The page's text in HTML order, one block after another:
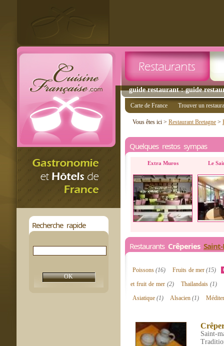
guide restaurant : guide
Recherche rapide
Carte de France Trouver un
Vous êtes ici > Restaurant Bretagne >
Quelques restos sympas
Extra Muros Le
Restaurants Crêperies
Poissons(16) Fruits de mer(15)
et fruit de mer (2) Thailandais (1)
Asiatique (1) Alsacien(1)
Saint-